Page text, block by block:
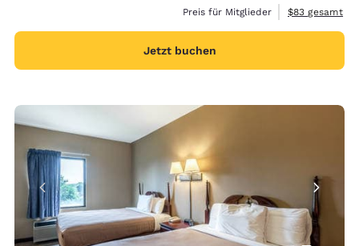
Preis für Mitglieder
Geschätzte
$83 gesamt
Jetzt buchen